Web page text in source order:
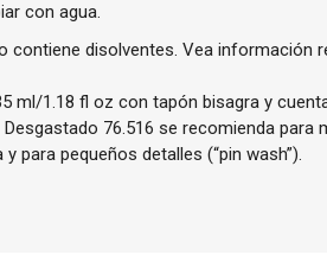
con agua.
contiene disolventes. Vea
ml/1.18 fl oz con tapón bisagra y
76.516 se recomienda
para pequeños detalles (“pin wash”).